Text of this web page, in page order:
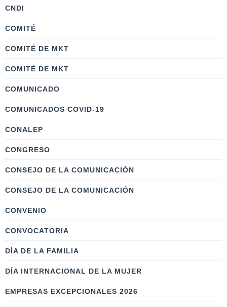
CNDI
COMITÉ
COMITÉ DE MKT
COMITÉ DE MKT
COMUNICADO
COMUNICADOS COVID-19
CONALEP
CONGRESO
CONSEJO DE LA COMUNICACIÓN
CONSEJO DE LA COMUNICACIÓN
CONVENIO
CONVOCATORIA
DÍA DE LA FAMILIA
DÍA INTERNACIONAL DE LA MUJER
EMPRESAS EXCEPCIONALES 2026